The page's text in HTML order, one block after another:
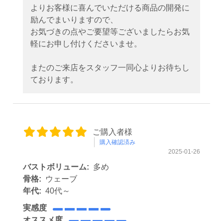
よりお客様に喜んでいただける商品の開発に
励んでまいりますので、
お気づきの点やご要望等ございましたらお気
軽にお申し付けくださいませ。
またのご来店をスタッフ一同心よりお待ちし
ております。
ご購入者様
購入確認済み
2025-01-26
バストボリューム: 多め
骨格:
ウェーブ
年代: 40代～
実感度